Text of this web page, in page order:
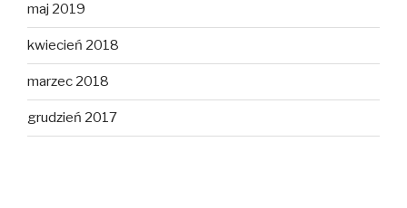
maj 2019
kwiecień 2018
marzec 2018
grudzień 2017